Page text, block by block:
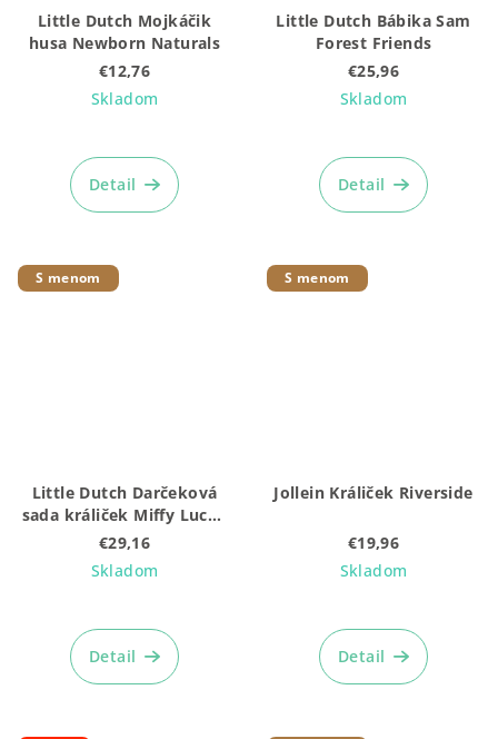
Little Dutch Mojkáčik
husa Newborn Naturals
€12,76
Skladom
Detail
Little Dutch Bábika Sam
Forest Friends
€25,96
Skladom
hodnotenie
produktu
Detail
S menom
Little Dutch Darčeková
sada králiček Miffy Lucky
Blossom
€29,16
Skladom
Detail
S menom
Jollein Králiček Riverside
€19,96
Skladom
Detail